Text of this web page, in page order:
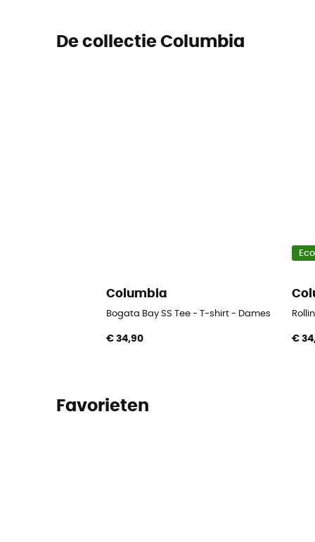
De collectie Columbia
Columbia
Bogata Bay SS Tee - T-shirt - Dames
€ 34,90 €
Favorieten